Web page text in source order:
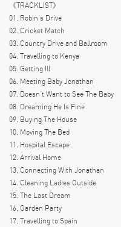
《TRACKLIST》
01. Robin‘s Drive
02. Cricket Match
03. Country Drive and Ballroom
04. Travelling to Kenya
05. Getting Ill
06. Meeting Baby Jonathan
07. Doesn‘t Want to See The Baby
08. Dreaming He Is Fine
09. Buying The House
10. Moving The Bed
11. Hospital Escape
12. Arrival Home
13. Connecting With Jonathan
14. Cleaning Ladies Outside
15. The Last Dream
16. Garden Party
17. Travelling to Spain